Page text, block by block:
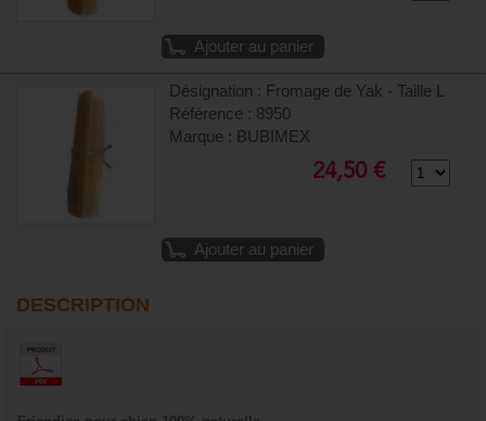
Ajouter au panier
Désignation : Fromage de Yak - Taille L
Référence : 8950
Marque : BUBIMEX
24,50 €
Ajouter au panier
DESCRIPTION